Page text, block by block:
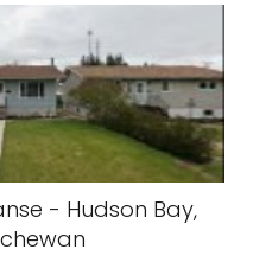
- Hudson Bay,